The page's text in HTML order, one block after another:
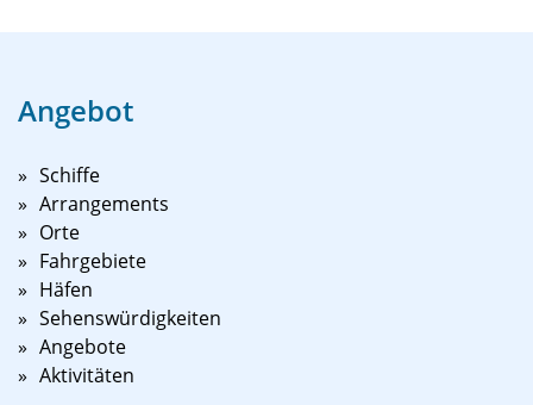
Angebot
Schiffe
Arrangements
Orte
Fahrgebiete
Häfen
Sehenswürdigkeiten
Angebote
Aktivitäten